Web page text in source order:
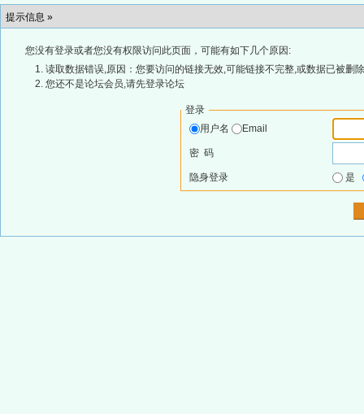
提示信息 »
您没有登录或者您没有权限访问此页面，可能有如下几个原因:
读取数据错误,原因：您要访问的链接无效,可能链接不完整,或数据已被删
您还不是论坛会员,请先登录论坛
登录
用户名
Email
密 码
隐身登录 是